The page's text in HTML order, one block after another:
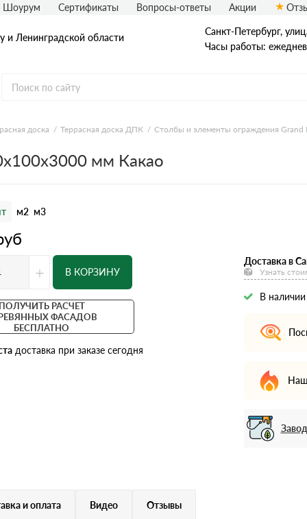
и Ленинградской области
Санкт-Петербург,
Часы работы:
Шоурум Сертификаты Вопросы-ответы Акции
доска Террасная доска ДПК Столбы и элементы ограждения Grand
мм Какао
м2 м3
+ В КОРЗИНУ
РАСЧЕТ
ФАСАДОВ
БЕСПЛАТНО
доставка при заказе сегодня
Доставка в
Узнать
В наличии
и оплата Видео Отзывы